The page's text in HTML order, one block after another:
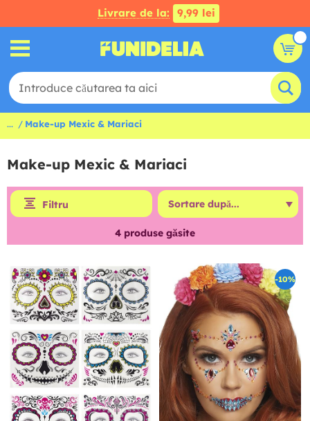
Livrare de la: 9,99 lei
... Make-up Mexic & Mariaci
Make-up Mexic & Mariaci
Filtru
4 produse găsite
-10%